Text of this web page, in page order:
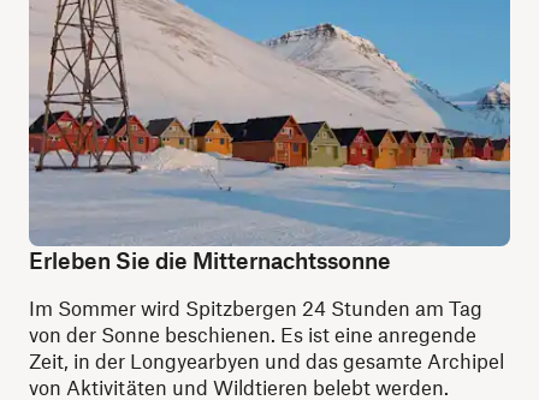
Erleben Sie die Mitternachtssonne
Im Sommer wird Spitzbergen 24 Stunden am Tag
von der Sonne beschienen. Es ist eine anregende
Zeit, in der Longyearbyen und das gesamte Archipel
von Aktivitäten und Wildtieren belebt werden.